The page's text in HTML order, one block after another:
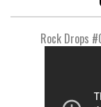
Rock Drops